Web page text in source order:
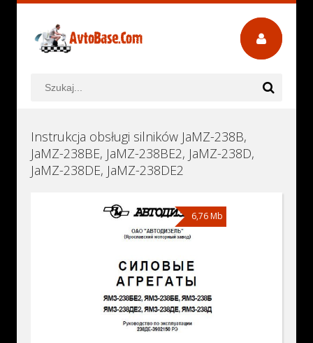
Instrukcja obsługi silników JaMZ-238B,
JaMZ-238BE, JaMZ-238BE2, JaMZ-238D,
JaMZ-238DE, JaMZ-238DE2
6,76 Mb